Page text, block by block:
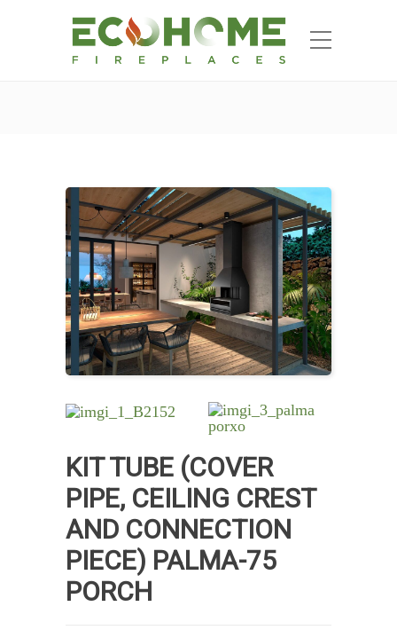
KIT TUBE (COVER
PIPE, CEILING CREST
AND CONNECTION
PIECE) PALMA-75
PORCH